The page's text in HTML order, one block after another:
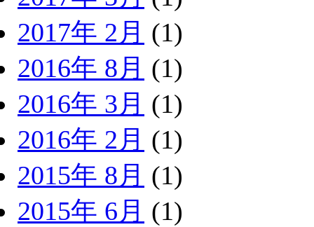
2017年 2月 (1)
2016年 8月 (1)
2016年 3月 (1)
2016年 2月 (1)
2015年 8月 (1)
2015年 6月 (1)